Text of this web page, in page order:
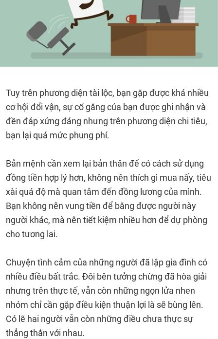
Tuy trên phương diện tài lộc, bạn gặp được khá nhiều
cơ hội đổi vận, sự cố gắng của bạn được ghi nhận và
đền đáp xứng đáng nhưng trên phương diện chi tiêu,
bạn lại quá mức phung phí.
Bản mệnh cần xem lại bản thân để có cách sử dụng
đồng tiền hợp lý hơn, không nên thích gì mua nấy, tiêu
xài quá độ mà quan tâm đến đồng lương của mình.
Bạn không nên vung tiền để bằng được người này
người khác, mà nên tiết kiệm nhiều hơn để dự phòng
cho tương lai.
Chuyện tình cảm của những người đã lập gia đình có
nhiều điều bất trắc. Đôi bên tưởng chừng đã hòa giải
nhưng trên thực tế, vẫn còn những ngọn lửa nhen
nhóm chỉ cần gặp điều kiện thuận lợi là sẽ bùng lên.
Có lẽ hai người vẫn còn những điều chưa thực sự
thẳng thắn với nhau.